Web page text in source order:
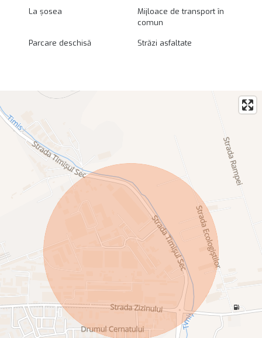
La șosea
Mijloace de transport în
comun
Parcare deschisă Străzi asfaltate